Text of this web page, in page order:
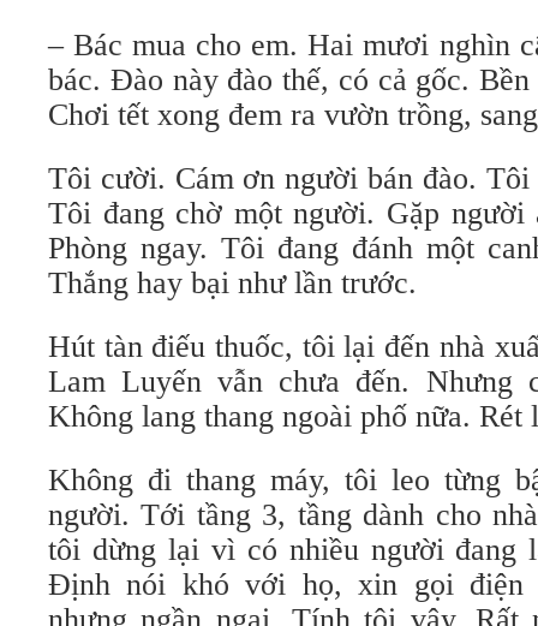
– Bác mua cho em. Hai mươi nghìn
bác. Đào này đào thế, có cả gốc.
Chơi tết xong đem ra vườn trồng,
Tôi cười. Cám ơn người bán đào.
Tôi đang chờ một người. Gặp
Phòng ngay. Tôi đang đánh một
Thắng hay bại như lần trước.
Hút tàn điếu thuốc, tôi lại đến nhà
Lam Luyến vẫn chưa đến. Nhưng
Không lang thang ngoài phố nữa. Rét
Không đi thang máy, tôi leo từng
người. Tới tầng 3, tầng dành cho
tôi dừng lại vì có nhiều người đang
Định nói khó với họ, xin gọi điện